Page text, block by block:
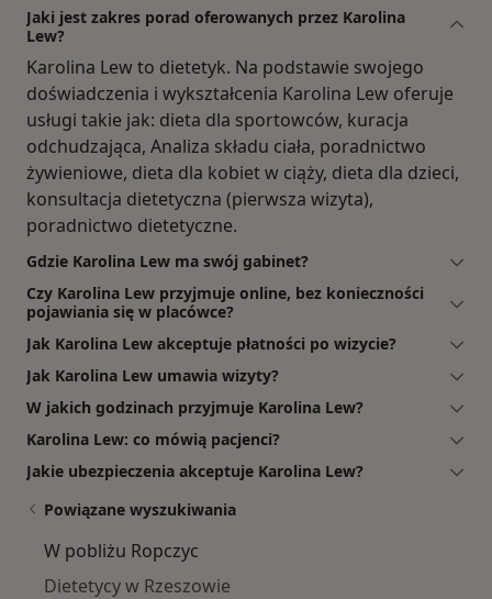
Jaki jest zakres porad oferowanych przez Karolina
Lew?
Karolina Lew to dietetyk. Na podstawie swojego
doświadczenia i wykształcenia Karolina Lew oferuje
usługi takie jak: dieta dla sportowców, kuracja
odchudzająca, Analiza składu ciała, poradnictwo
żywieniowe, dieta dla kobiet w ciąży, dieta dla dzieci,
konsultacja dietetyczna (pierwsza wizyta),
poradnictwo dietetyczne.
Gdzie Karolina Lew ma swój gabinet?
Czy Karolina Lew przyjmuje online, bez konieczności
pojawiania się w placówce?
Jak Karolina Lew akceptuje płatności po wizycie?
Jak Karolina Lew umawia wizyty?
W jakich godzinach przyjmuje Karolina Lew?
Karolina Lew: co mówią pacjenci?
Jakie ubezpieczenia akceptuje Karolina Lew?
Powiązane wyszukiwania
W pobliżu Ropczyc
Dietetycy w Rzeszowie